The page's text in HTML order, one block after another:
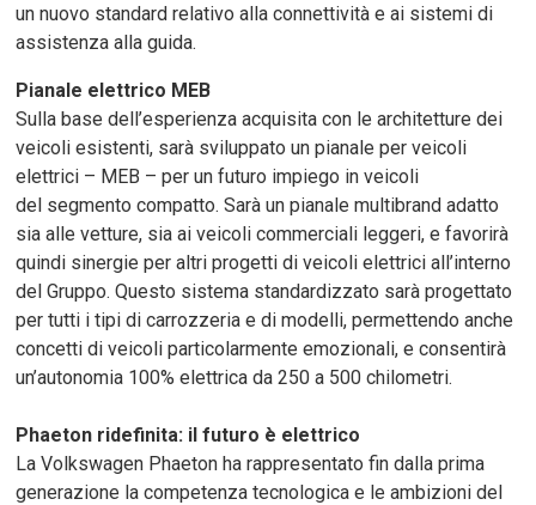
un nuovo standard relativo alla connettività e ai sistemi di
assistenza alla guida.
Pianale elettrico MEB
Sulla base dell’esperienza acquisita con le architetture dei
veicoli esistenti, sarà sviluppato un pianale per veicoli
elettrici – MEB – per un futuro impiego in veicoli
del segmento compatto. Sarà un pianale multibrand adatto
sia alle vetture, sia ai veicoli commerciali leggeri, e favorirà
quindi sinergie per altri progetti di veicoli elettrici all’interno
del Gruppo. Questo sistema standardizzato sarà progettato
per tutti i tipi di carrozzeria e di modelli, permettendo anche
concetti di veicoli particolarmente emozionali, e consentirà
un’autonomia 100% elettrica da 250 a 500 chilometri.
Phaeton ridefinita: il futuro è elettrico
La Volkswagen Phaeton ha rappresentato fin dalla prima
generazione la competenza tecnologica e le ambizioni del